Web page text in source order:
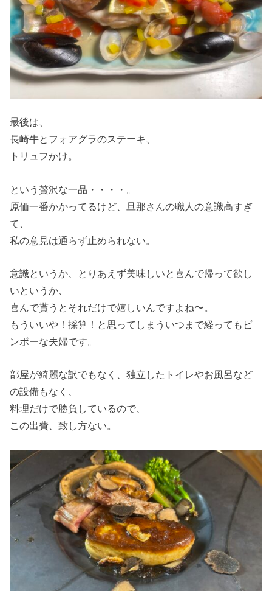
最後は、
長崎牛とフォアグラのステーキ、
トリュフかけ。
という贅沢な一品・・・・。
原価一番かかってるけど、旦那さんの職人の意識高すぎ
て、
私の意見は通らず止められない。
意識というか、とりあえず美味しいと喜んで帰って欲し
いというか、
喜んで貰うとそれだけで嬉しいんですよね〜。
もういいや！採算！と思ってしまういつまで経ってもビ
ンボーな夫婦です。
部屋が綺麗な訳でもなく、独立したトイレやお風呂など
の設備もなく、
料理だけで勝負しているので、
この出費、致し方ない。